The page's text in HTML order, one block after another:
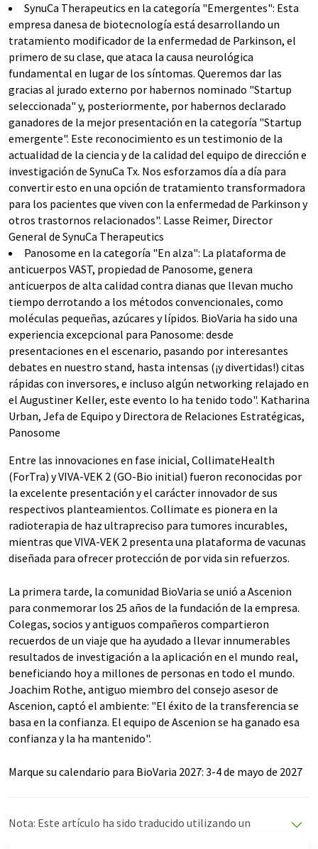
SynuCa Therapeutics en la categoría "Emergentes": Esta
empresa danesa de biotecnología está desarrollando un
tratamiento modificador de la enfermedad de Parkinson, el
primero de su clase, que ataca la causa neurológica
fundamental en lugar de los síntomas. Queremos dar las
gracias al jurado externo por habernos nominado "Startup
seleccionada" y, posteriormente, por habernos declarado
ganadores de la mejor presentación en la categoría "Startup
emergente". Este reconocimiento es un testimonio de la
actualidad de la ciencia y de la calidad del equipo de dirección e
investigación de SynuCa Tx. Nos esforzamos día a día para
convertir esto en una opción de tratamiento transformadora
para los pacientes que viven con la enfermedad de Parkinson y
otros trastornos relacionados". Lasse Reimer, Director
General de SynuCa Therapeutics
Panosome en la categoría "En alza": La plataforma de
anticuerpos VAST, propiedad de Panosome, genera
anticuerpos de alta calidad contra dianas que llevan mucho
tiempo derrotando a los métodos convencionales, como
moléculas pequeñas, azúcares y lípidos. BioVaria ha sido una
experiencia excepcional para Panosome: desde
presentaciones en el escenario, pasando por interesantes
debates en nuestro stand, hasta intensas (¡y divertidas!) citas
rápidas con inversores, e incluso algún networking relajado en
el Augustiner Keller, este evento lo ha tenido todo". Katharina
Urban, Jefa de Equipo y Directora de Relaciones Estratégicas,
Panosome
Entre las innovaciones en fase inicial, CollimateHealth
(ForTra) y VIVA-VEK 2 (GO-Bio initial) fueron reconocidas por
la excelente presentación y el carácter innovador de sus
respectivos planteamientos. Collimate es pionera en la
radioterapia de haz ultrapreciso para tumores incurables,
mientras que VIVA-VEK 2 presenta una plataforma de vacunas
diseñada para ofrecer protección de por vida sin refuerzos.
La primera tarde, la comunidad BioVaria se unió a Ascenion
para conmemorar los 25 años de la fundación de la empresa.
Colegas, socios y antiguos compañeros compartieron
recuerdos de un viaje que ha ayudado a llevar innumerables
resultados de investigación a la aplicación en el mundo real,
beneficiando hoy a millones de personas en todo el mundo.
Joachim Rothe, antiguo miembro del consejo asesor de
Ascenion, captó el ambiente: "El éxito de la transferencia se
basa en la confianza. El equipo de Ascenion se ha ganado esa
confianza y la ha mantenido".
Marque su calendario para BioVaria 2027: 3-4 de mayo de 2027
Nota: Este artículo ha sido traducido utilizando un